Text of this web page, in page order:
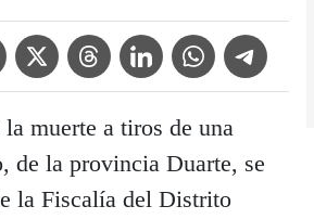
Icon
Twitter IconThreads IconLinkedin IconWhatsApp IconTelegram Icon
muerte a tiros de una
de la provincia Duarte, se
la Fiscalía del Distrito